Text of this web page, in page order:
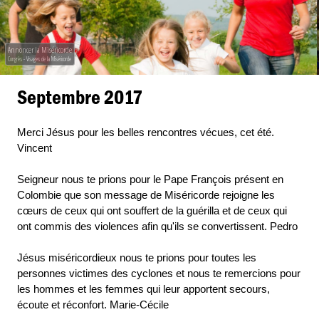
Annoncer la Miséricorde
Congrès - Visages de la Miséricorde
Septembre 2017
Merci Jésus pour les belles rencontres vécues, cet été.
Vincent
Seigneur nous te prions pour le Pape François présent en
Colombie que son message de Miséricorde rejoigne les
cœurs de ceux qui ont souffert de la guérilla et de ceux qui
ont commis des violences afin qu'ils se convertissent. Pedro
Jésus miséricordieux nous te prions pour toutes les
personnes victimes des cyclones et nous te remercions pour
les hommes et les femmes qui leur apportent secours,
écoute et réconfort. Marie-Cécile